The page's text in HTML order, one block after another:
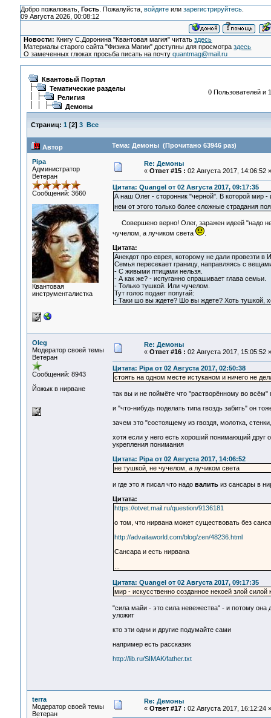
Добро пожаловать, Гость. Пожалуйста, войдитеили зарегистрируйтесь.
09 Августа 2026, 00:08:12
Новости: Книгу С.Доронина "Квантовая магия" читатьздесь
Материалы старого сайта "Физика Магии" доступны для просмотраздесь
О замеченных глюках просьба писать на почтуquantmag@mail.ru
Квантовый Портал
Тематические разделы
Религия
Демоны
0 Пользователей и
Страниц: 1 [2] 3 Все
Автор Тема: Демоны (Прочитано 63946 раз)
Pipa
Администратор
Ветеран
Сообщений: 3660
Квантовая
инструменталистка
Re: Демоны
« Ответ #15 : 02 Августа 2017, 14:06:52 »
Цитата: Quangel от 02 Августа 2017, 09:17:35
А наш Олег - сторонник "черной". В которой мир -
нем от этого только более сложные страдания
Совершено верно! Олег, заражен идеей "надо
чучелом, а лучиком света
.
Цитата:
Анекдот про еврея, которому не дали провезти в
Семья пересекает границу, направляясь с
- С живыми птицами нельзя.
- А как же? - испуганно спрашивает глава семьи.
- Только тушкой. Или чучелом.
Тут голос подает попугай:
- Таки шо вы ждете? Шо вы ждете? Хоть тушкой,
Oleg
Модератор своей темы
Ветеран
Сообщений: 8943
Йожык в нирване
Re: Демоны
« Ответ #16 : 02 Августа 2017, 15:05:52 »
Цитата: Pipa от 02 Августа 2017, 02:50:38
стоять на одном месте истуканом и ничего не
так вы и не поймёте что "растворённому во всём"
и "что-нибудь поделать типа гвоздь забить" он
зачем это "состоящему из гвоздя, молотка,
хотя если у него есть хороший понимающий друг
укрепления понимания
Цитата: Pipa от 02 Августа 2017, 14:06:52
не тушкой, не чучелом, а лучиком света
и где это я писал что надо валитьиз сансары в
Цитата:
https://otvet.mail.ru/question/9136181
о том, что нирвана может существовать без
http://advaitaworld.com/blog/zen/48236.html
Сансара и есть нирвана
Цитата: Quangel от 02 Августа 2017, 09:17:35
мир - искусственно созданное некоей злой силой
"сила майи - это сила невежества" - и потому она
уложит
кто эти одни и другие подумайте сами
например есть рассказик
http://lib.ru/SIMAK/father.txt
terra
Модератор своей темы
Ветеран
Re: Демоны
« Ответ #17 : 02 Августа 2017, 16:12:24 »